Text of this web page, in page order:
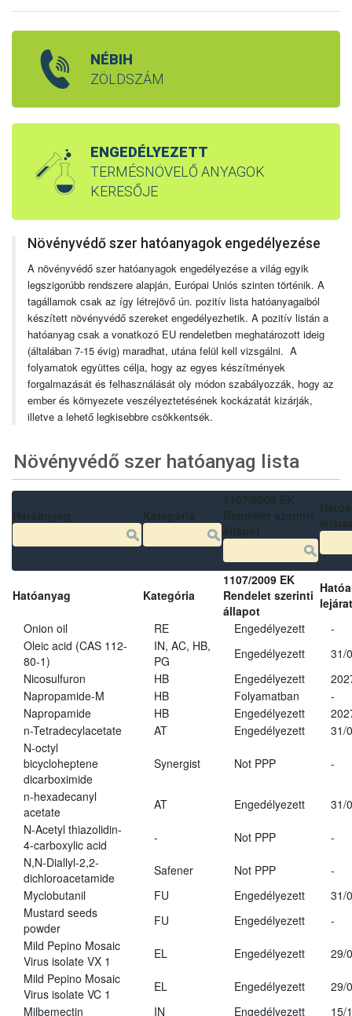
NÉBIH
ZÖLDSZÁM
ENGEDÉLYEZETT
TERMÉSNÖVELŐ ANYAGOK
KERESŐJE
Növényvédő szer hatóanyagok engedélyezése
A növényvédő szer hatóanyagok engedélyezése a világ egyik
legszigorúbb rendszere alapján, Európai Uniós szinten történik. A
tagállamok csak az így létrejövő ún. pozitív lista hatóanyagaiból
készített növényvédő szereket engedélyezhetik. A pozitív listán a
hatóanyag csak a vonatkozó EU rendeletben meghatározott ideig
(általában 7-15 évig) maradhat, utána felül kell vizsgálni. A
folyamatok együttes célja, hogy az egyes készítmények
forgalmazását és felhasználását oly módon szabályozzák, hogy az
ember és környezete veszélyeztetésének kockázatát kizárják,
illetve a lehető legkisebbre csökkentsék.
Növényvédő szer hatóanyag lista
Hatóanyag Kategória
1107/2009 EK
Rendelet szerinti
állapot
Onion oil
RE Engedélyezett
-
Oleic acid (CAS 112-
80-1)
IN, AC, HB,
PG
Engedélyezett
31/
Nicosulfuron
HB Engedélyezett
Napropamide-M
HB Folyamatban
-
Napropamide
HB Engedélyezett
n-Tetradecylacetate
AT Engedélyezett
31/
N-octyl
bicycloheptene
dicarboximide
Synergist Not PPP -
n-hexadecanyl
acetate
AT Engedélyezett
31/
N-Acetyl thiazolidin-
4-carboxylic acid
- Not PPP
-
N,N-Diallyl-2,2-
dichloroacetamide
Safener Not PPP
-
Myclobutanil
FU Engedélyezett
31/
Mustard seeds
powder
FU Engedélyezett
-
Mild Pepino Mosaic
Virus isolate VX 1
EL Engedélyezett
29/
Mild Pepino Mosaic
Virus isolate VC 1
EL Engedélyezett
29/
Milbemectin
IN Engedélyezett
15/